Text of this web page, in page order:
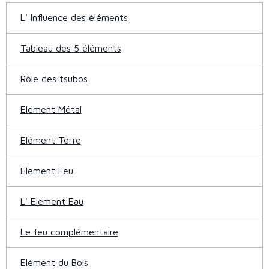
L' Influence des éléments
Tableau des 5 éléments
Rôle des tsubos
Elément Métal
Elément Terre
Element Feu
L' Elément Eau
Le feu complémentaire
Elément du Bois